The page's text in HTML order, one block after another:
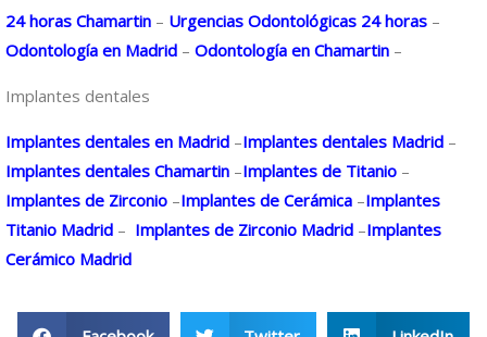
24 horas Chamartin – Urgencias Odontológicas 24 horas –
Odontología en Madrid – Odontología en Chamartin –
Implantes dentales
Implantes dentales en Madrid –Implantes dentales Madrid –
Implantes dentales Chamartin –Implantes de Titanio –
Implantes de Zirconio –Implantes de Cerámica –Implantes
Titanio Madrid – Implantes de Zirconio Madrid –Implantes
Cerámico Madrid